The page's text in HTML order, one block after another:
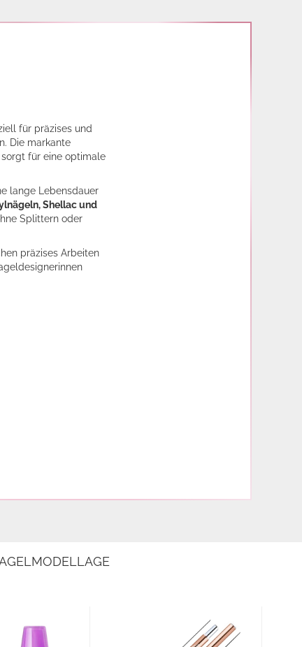
für präzises und
Die markante
für eine optimale
lange Lebensdauer
Shellac und
Splittern oder
präzises Arbeiten